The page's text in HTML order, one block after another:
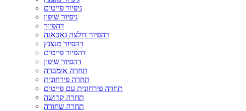
גיפיור פייטים
גיפיור שיפון
דהפיור
דהפיור דולצה גאבאנה
דהפיור מנצנץ
דהפיור פייטים
דהפיור שיפון
תחרה אומברה
תחרה פירחונית
תחרה פירחונית עם פייטים
תחרה קרושה
תחרה שחורה